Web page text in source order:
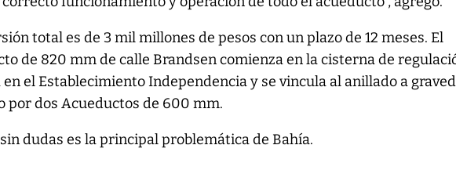
total es de 3 mil millones de pesos con un plazo de 12 meses. El
de 820 mm de calle Brandsen comienza en la cisterna de
en el Establecimiento Independencia y se vincula al anillado a
por dos Acueductos de 600 mm.
dudas es la principal problemática de Bahía.